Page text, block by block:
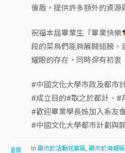
後盾，提供許多額外的資源
祝福本屆畢業生『畢業快樂
段的菜鳥們能夠展開翅膀
耀眼的存在，同時保有初衷
#中國文化大學市政及都市
#成立目的#取之於都計、#
#歡迎畢業學長姊加入系友
#中國文化大學都市計劃與
In顯示於活動花絮區,顯示於海報區